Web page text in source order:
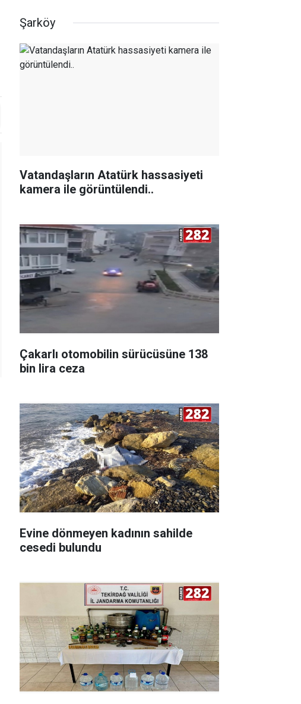
Şarköy
Vatandaşların Atatürk hassasiyeti
kamera ile görüntülendi..
Çakarlı otomobilin sürücüsüne 138
bin lira ceza
Evine dönmeyen kadının sahilde
cesedi bulundu